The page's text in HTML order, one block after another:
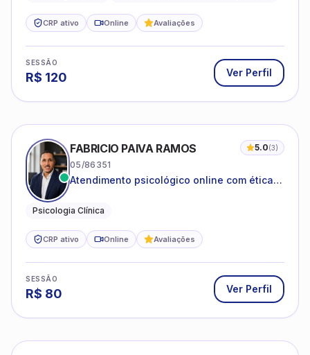
CRP ativo Online Avaliações
SESSÃO
R$ 120 Ver Perfil
FABRICIO PAIVA RAMOS 5.0(3)
05/86351
Atendimento psicológico online com ética,
Psicologia Clínica
CRP ativo Online Avaliações
SESSÃO
R$ 80 Ver Perfil